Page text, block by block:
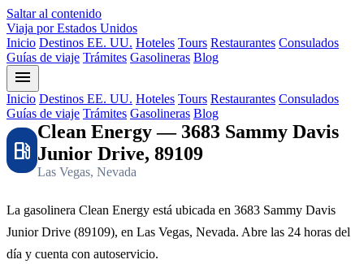
Saltar al contenido
Viaja por Estados Unidos
Inicio Destinos EE. UU. Hoteles Tours Restaurantes Consulados
Guías de viaje Trámites Gasolineras Blog
menu
Inicio Destinos EE. UU. Hoteles Tours Restaurantes Consulados
Guías de viaje Trámites Gasolineras Blog
local_gas_station
Clean Energy — 3683 Sammy Davis
Junior Drive, 89109
Las Vegas, Nevada
La gasolinera Clean Energy está ubicada en 3683 Sammy Davis
Junior Drive (89109), en Las Vegas, Nevada. Abre las 24 horas del
día y cuenta con autoservicio.